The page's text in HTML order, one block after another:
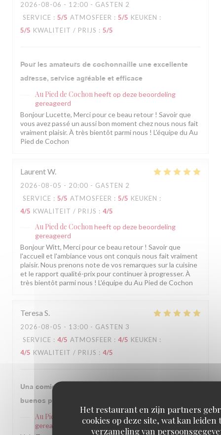
Het restaurant en zijn partners
cookies op deze site, wat kan leiden
verzameling van
2026-08-06 - 12:00 - GASTEN 2
SERVICE : 5/5 ATMOSFEER : 5/5 KEUKEN :
5/5 KWALITEIT / PRIJS : 5/5
Pour les amateurs de cochonnaille une excellente
adresse, service agréable et efficace
Au Pied de Cochonheeft op deze beoordeling
gereageerd
Bonjour Lucette, Merci pour ce beau retour ! Savoir que
vous avez passé un aussi bon moment chez nous nous fait
vraiment plaisir. À très bientôt parmi nous ! L'équipe du Au
Pied de Cochon
LaurentW
2026-08-05 - 20:00 - GASTEN 2
SERVICE : 5/5 ATMOSFEER : 5/5 KEUKEN :
4/5 KWALITEIT / PRIJS : 4/5
Au Pied de Cochonheeft op deze beoordeling
gereageerd
Bonjour Witt, Merci pour ce beau retour ! Savoir que
l'accueil et l'ambiance vous ont conquis nous fait vraiment
plaisir. Nous prenons note de vos remarques sur la cuisine
et le rapport qualité-prix pour continuer à progresser. À
très bientôt parmi nous ! L'équipe du Au Pied de Cochon
Teresa S
2026-08-05 - 13:00 - GASTEN 3
SERVICE : 4/5 ATMOSFEER : 4/5 KEUKEN :
4/5 KWALITEIT / PRIJS : 4/5
Una comida excelente en un sitio con historia y
buenos profesionales, recomendable siempre.
Au Pied de Cochon
heeft op deze beoordeling
gereageerd